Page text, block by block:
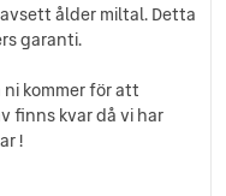
ålder miltal. Detta
garanti.
kommer för att
finns kvar då vi har
!